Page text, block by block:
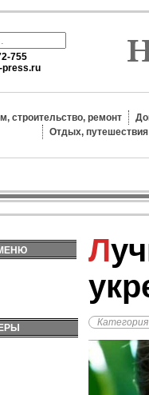
755
press.ru
строительство, ремонт
Отдых, путешествия
Лучшие средства для
Категория